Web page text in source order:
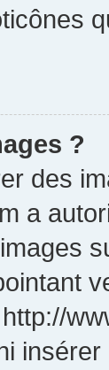
?
des
a